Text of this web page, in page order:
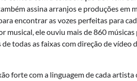
assina arranjos e produções em
encontrar as vozes perfeitas para
musical, ele ouviu mais de 860 músicas
todas as faixas com direção de vídeo
forte com a linguagem de cada artista